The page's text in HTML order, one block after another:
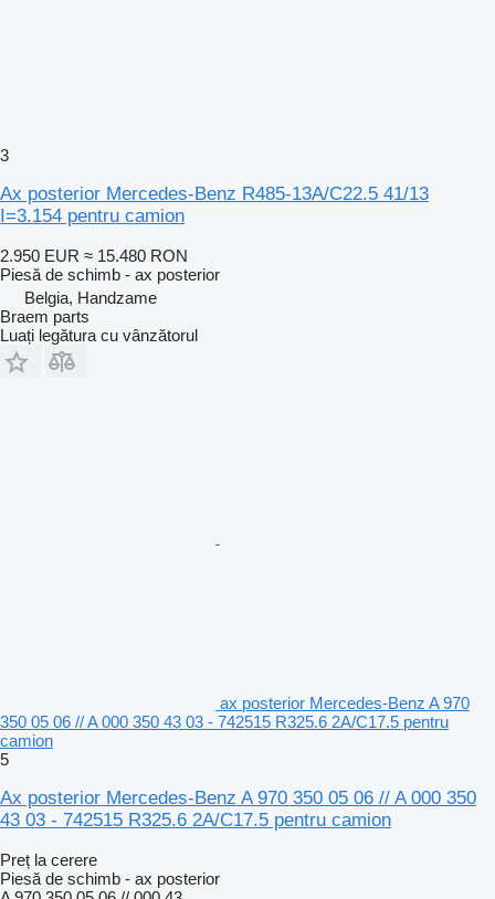
3
Ax posterior Mercedes-Benz R485-13A/C22.5 41/13
I=3.154 pentru camion
2.950 EUR ≈ 15.480 RON
Piesă de schimb - ax posterior
Belgia, Handzame
Braem parts
Luați legătura cu vânzătorul
ax posterior Mercedes-Benz A 970
350 05 06 // A 000 350 43 03 - 742515 R325.6 2A/C17.5 pentru
camion
5
Ax posterior Mercedes-Benz A 970 350 05 06 // A 000 350
43 03 - 742515 R325.6 2A/C17.5 pentru camion
Preț la cerere
Piesă de schimb - ax posterior